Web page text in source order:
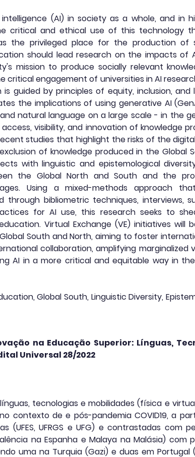
(AI) in society as a whole, and in
critical and ethical use of this
the privileged place for the production of
should lead research on the impacts of
mission to produce socially relevant
critical engagement of universities in AI
guided by principles of equity, inclusion, and
the implications of using generative AI
natural language on a large scale - in the
visibility, and innovation of knowledge
studies that highlight the risks of the
of knowledge produced in the Global
with linguistic and epistemological
the Global North and South and the
Using a mixed-methods approach
bibliometric techniques, interviews,
for AI use, this research seeks to
Virtual Exchange (VE) initiatives
South and North, aiming to foster
collaboration, amplifying marginalized
AI in a more critical and equitable way in
Global South, Linguistic Diversity,
na Educação Superior: Línguas,
Universal 28/2022
tecnologias e mobilidades (física e
contexto de e pós-pandemia COVID19, a
(UFES, UFRGS e UFG) e contrastadas com
na Espanha e Malaya na Malásia) com
uma na Turquia (Gazi) e duas em Portugal